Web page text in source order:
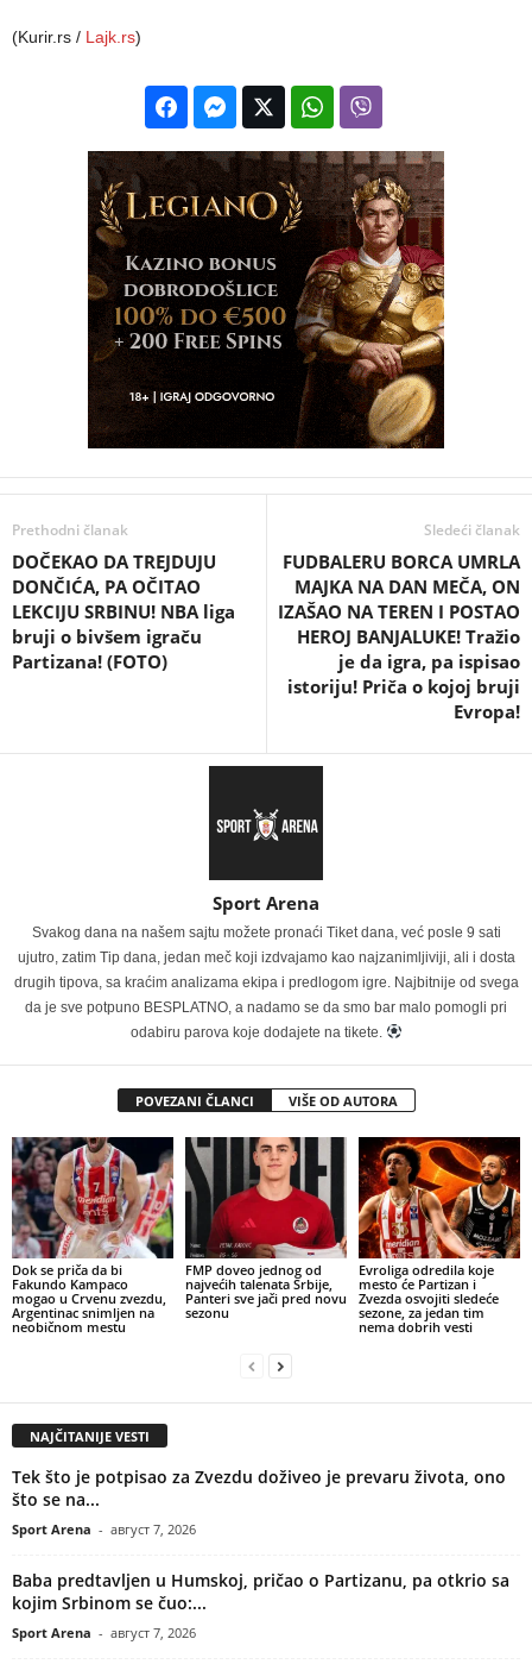
(Kurir.rs / Lajk.rs)
Prethodni članak
DOČEKAO DA TREJDUJU
DONČIĆA, PA OČITAO
LEKCIJU SRBINU! NBA liga
bruji o bivšem igraču
Partizana! (FOTO)
Sledeći članak
FUDBALERU BORCA UMRLA
MAJKA NA DAN MEČA, ON
IZAŠAO NA TEREN I POSTAO
HEROJ BANJALUKE! Tražio
je da igra, pa ispisao
istoriju! Priča o kojoj bruji
Evropa!
Sport Arena
Svakog dana na našem sajtu možete pronaći Tiket dana, već posle 9 sati
ujutro, zatim Tip dana, jedan meč koji izdvajamo kao najzanimljiviji, ali i dosta
drugih tipova, sa kraćim analizama ekipa i predlogom igre. Najbitnije od svega
da je sve potpuno BESPLATNO, a nadamo se da smo bar malo pomogli pri
odabiru parova koje dodajete na tikete.
POVEZANI ČLANCI VIŠE OD AUTORA
Dok se priča da bi
Fakundo Kampaco
mogao u Crvenu zvezdu,
Argentinac snimljen na
neobičnom mestu
FMP doveo jednog od
najvećih talenata Srbije,
Panteri sve jači pred novu
sezonu
Evroliga odredila koje
mesto će Partizan i
Zvezda osvojiti sledeće
sezone, za jedan tim
nema dobrih vesti
NAJČITANIJE VESTI
Tek što je potpisao za Zvezdu doživeo je prevaru života, ono
što se na...
Sport Arena - август 7, 2026
Baba predtavljen u Humskoj, pričao o Partizanu, pa otkrio sa
kojim Srbinom se čuo:...
Sport Arena - август 7, 2026